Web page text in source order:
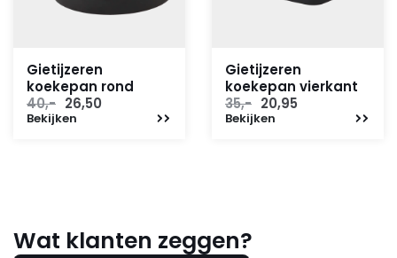
Gietijzeren
koekepan rond
40,- Oorspronkelijke
prijs
26,50
Bekijken
Gietijzeren
koekepan vierkant
35,- Oorspronkelijke
prijs
20,95
Bekijken
Wat klanten zeggen?